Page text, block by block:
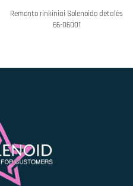
Remonto rinkiniai Solenoido detalės
66-06001